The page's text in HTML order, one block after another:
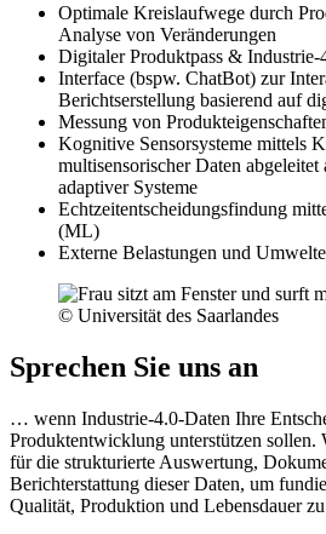
Optimale Kreislaufwege durch
Analyse von Veränderungen
Digitaler Produktpass & Industrie-
Interface (bspw. ChatBot) zur
Berichtserstellung basierend auf
Messung von
Kognitive Sensorsysteme mittels
multisensorischer Daten
adaptiver Systeme
Echtzeitentscheidungsfindung
(ML)
Externe Belastungen und
© Universität des Saarlandes
Sprechen Sie uns an
… wenn Industrie-4.0-Daten Ihre
Produktentwicklung unterstützen sollen.
für die strukturierte Auswertung,
Berichterstattung dieser Daten, um
Qualität, Produktion und Lebensdauer